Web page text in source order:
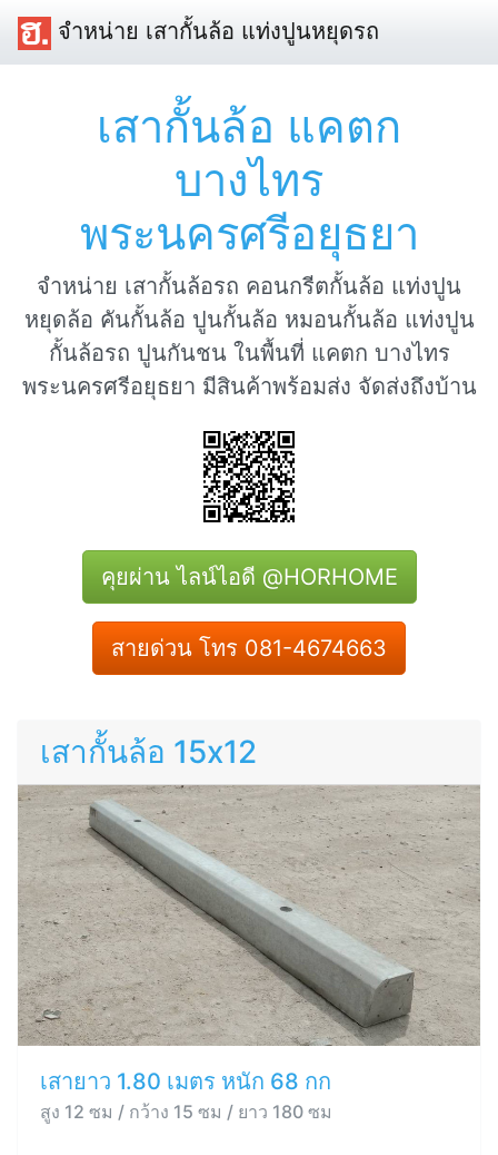
จำหน่าย เสากั้นล้อ แท่งปูนหยุดรถ
เสากั้นล้อ แคตก
บางไทร
พระนครศรีอยุธยา
จำหน่าย เสากั้นล้อรถ คอนกรีตกั้นล้อ แท่งปูน
หยุดล้อ คันกั้นล้อ ปูนกั้นล้อ หมอนกั้นล้อ แท่งปูน
กั้นล้อรถ ปูนกันชน ในพื้นที่ แคตก บางไทร
พระนครศรีอยุธยา มีสินค้าพร้อมส่ง จัดส่งถึงบ้าน
คุยผ่าน ไลน์ไอดี @HORHOME
สายด่วน โทร 081-4674663
เสากั้นล้อ 15x12
เสายาว 1.80 เมตร หนัก 68 กก
สูง 12 ซม / กว้าง 15 ซม / ยาว 180 ซม